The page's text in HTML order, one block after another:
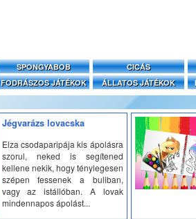
SPONGYABOB
CICÁS
FODRÁSZOS JÁTÉKOK ÁLLATOS JÁTÉKOK
Jégvarázs lovacska
Elza csodaparipája kis ápolásra
szorul, neked is segítened
kellene nekik, hogy ténylegesen
szépen fessenek a buliban,
vagy az istállóban. A lovak
mindennapos ápolást...